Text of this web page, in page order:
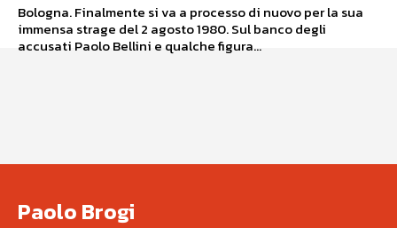
Bologna. Finalmente si va a processo di nuovo per la sua
immensa strage del 2 agosto 1980. Sul banco degli
accusati Paolo Bellini e qualche figura...
Paolo Brogi